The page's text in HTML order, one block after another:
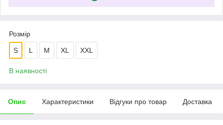
Розмір
S L M XL XXL
В наявності
Опис Характеристики Відгуки про товар Доставка